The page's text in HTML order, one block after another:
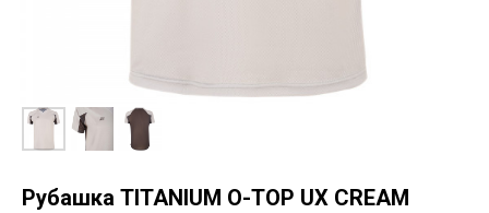
Рубашка TITANIUM O-TOP UX CREAM